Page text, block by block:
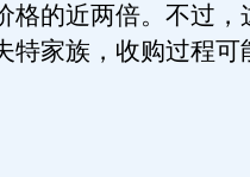
格的近两倍。不过，
特家族，收购过程可